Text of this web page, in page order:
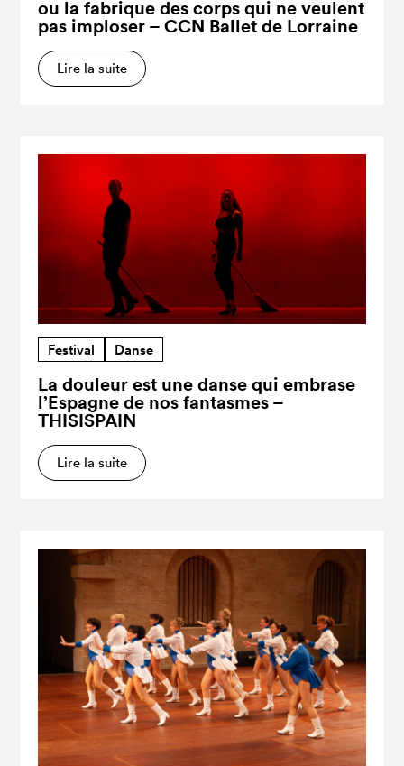
ou la fabrique des corps qui ne veulent
pas imploser – CCN Ballet de Lorraine
Lire la suite
Festival Danse
La douleur est une danse qui embrase
l’Espagne de nos fantasmes –
THISISPAIN
Lire la suite